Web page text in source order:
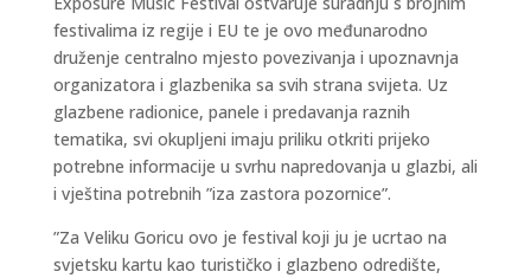
festivalima iz regije i EU te je ovo međunarodno
druženje centralno mjesto povezivanja i upoznavnja
organizatora i glazbenika sa svih strana svijeta. Uz
glazbene radionice, panele i predavanja raznih
tematika, svi okupljeni imaju priliku otkriti prijeko
potrebne informacije u svrhu napredovanja u glazbi, ali
i vještina potrebnih ”iza zastora pozornice”.
”Za Veliku Goricu ovo je festival koji ju je ucrtao na
svjetsku kartu kao turističko i glazbeno odredište,